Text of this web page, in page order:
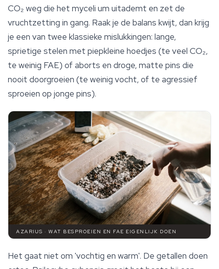
CO₂ weg die het myceli um uitademt en zet de
vruchtzetting in gang. Raak je de balans kwijt, dan krijg
je een van twee klassieke mislukkingen: lange,
sprietige stelen met piepkleine hoedjes (te veel CO₂,
te weinig FAE) of aborts en droge, matte pins die
nooit doorgroeien (te weinig vocht, of te agressief
sproeien op jonge pins).
AZARIUS · WAT BESPROEIEN EN FAE EIGENLIJK DOEN
Het gaat niet om 'vochtig en warm'. De getallen doen